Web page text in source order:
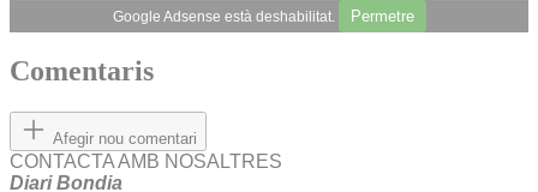
Google Adsense està deshabilitat. Permetre
Comentaris
Afegir nou comentari
CONTACTA AMB NOSALTRES
Diari Bondia